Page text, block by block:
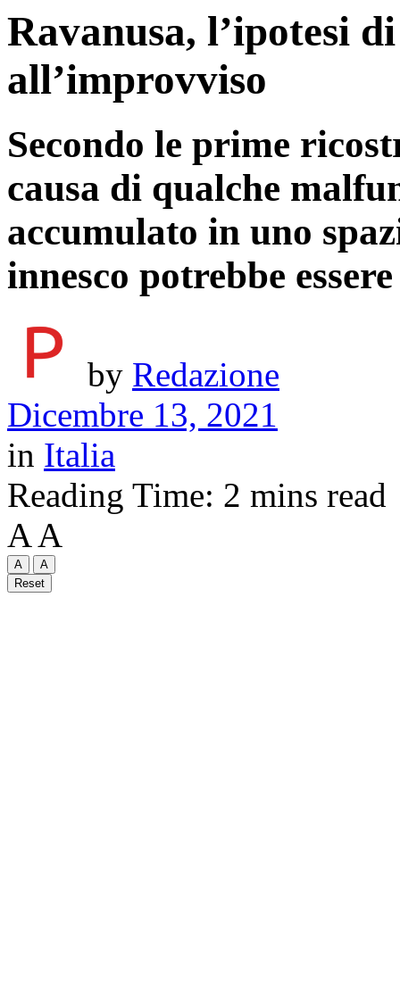
Ravanusa, l’ipotesi
all’improvviso
Secondo le prime
causa di qualche
accumulato in uno
innesco potrebbe
by Redazione
Dicembre 13, 2021
in Italia
Reading Time: 2 mins read
A A
A
A
Reset